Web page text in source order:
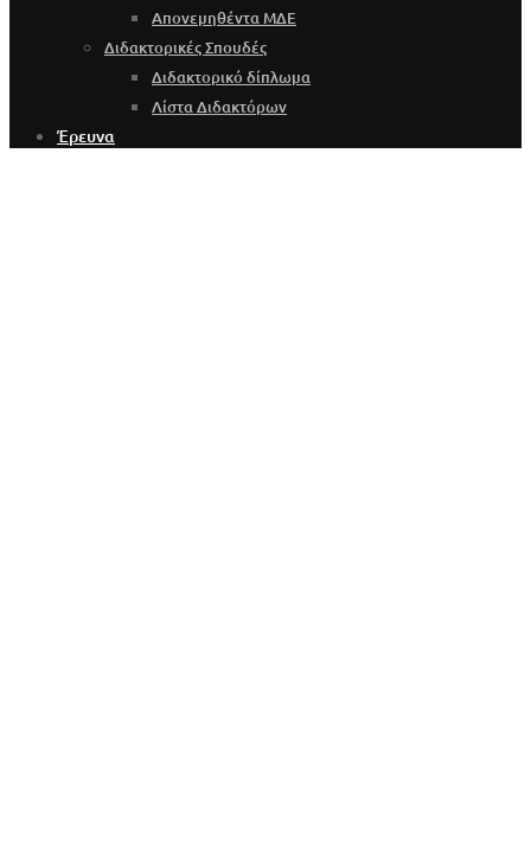
Απονεμηθέντα ΜΔΕ
Διδακτορικές Σπουδές
Διδακτορικό δίπλωμα
Λίστα Διδακτόρων
Έρευνα